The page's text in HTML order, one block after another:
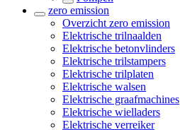
zero emission
Overzicht zero emission
Elektrische trilnaalden
Elektrische betonvlinders
Elektrische trilstampers
Elektrische trilplaten
Elektrische walsen
Elektrische graafmachines
Elektrische wielladers
Elektrische verreiker